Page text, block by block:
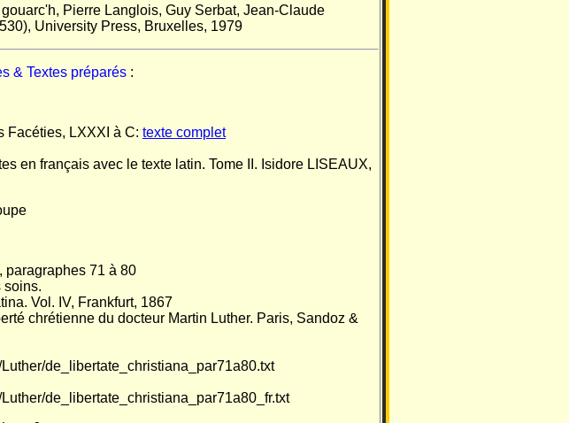
Pierre Langlois, Guy Serbat, Jean-Claude
University Press, Bruxelles, 1979
& Textes préparés :
Facéties, LXXXI à C: texte complet
en français avec le texte latin. Tome II. Isidore LISEAUX,
, paragraphes 71 à 80
soins.
Vol. IV, Frankfurt, 1867
chrétienne du docteur Martin Luther. Paris, Sandoz &
de_libertate_christiana_par71a80.txt
de_libertate_christiana_par71a80_fr.txt